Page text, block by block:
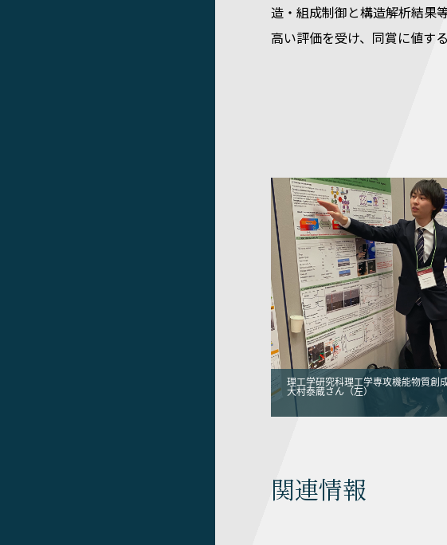
造・組成制御と構造解析結果
高い評価を受け、同賞に値す
理工学研究科理工学専攻機能物質創
大村泰蔵さん（左）
関連情報